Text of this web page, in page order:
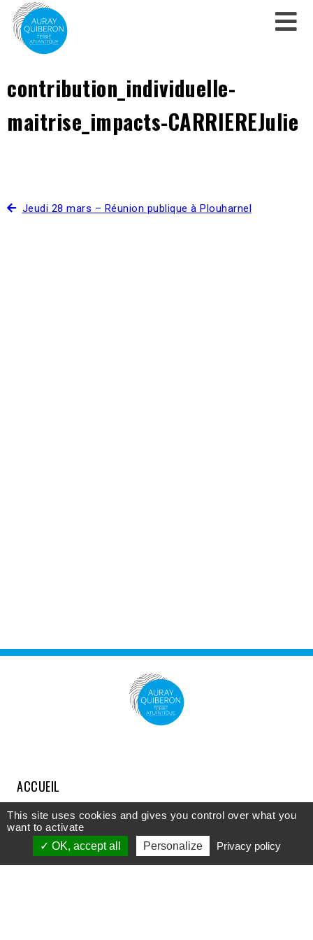
contribution_individuelle-
maitrise_impacts-CARRIEREJulie
Jeudi 28 mars – Réunion publique à Plouharnel
ACCUEIL
COMPRENDRE
DÉCOUVRIR
This site uses cookies and gives you control over what you
want to activate
OK, accept all
Personalize Privacy policy